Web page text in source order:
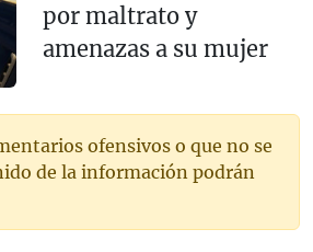
por maltrato y
amenazas a su mujer
ofensivos o que no se
de la información podrán